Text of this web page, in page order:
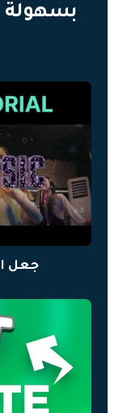
بسهولة
جعل